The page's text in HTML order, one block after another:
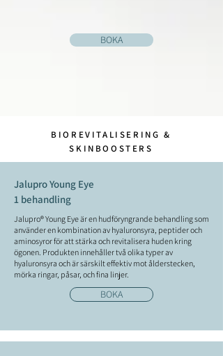
BOKA
BIOREVITALISERING &
SKINBOOSTERS
Jalupro Young Eye
1 behandling
Jalupro® Young Eye är en hudföryngrande behandling som
använder en kombination av hyaluronsyra, peptider och
aminosyror för att stärka och revitalisera huden kring
ögonen. Produkten innehåller två olika typer av
hyaluronsyra och är särskilt effektiv mot ålderstecken,
mörka ringar, påsar, och fina linjer.
BOKA